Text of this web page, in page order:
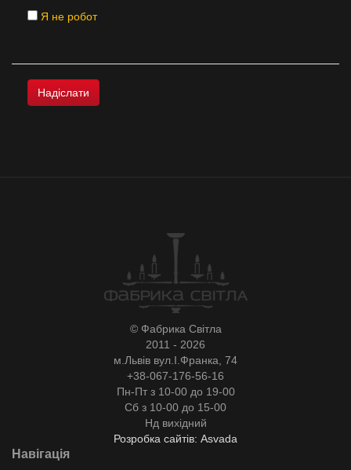
Я не робот
© Фабрика Світла
2011 - 2026
м.Львів вул.І.Франка, 74
+38-067-176-56-16
Пн-Пт з 10-00 до 19-00
Сб з 10-00 до 15-00
Нд вихідний
Розробка сайтів: Asvada
Навігація